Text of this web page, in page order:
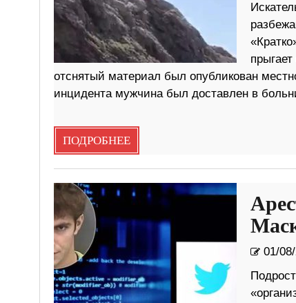
отснятый материал был опубликован
инцидента мужчина был доставлен в
ПОДРОБНЕЕ
01/